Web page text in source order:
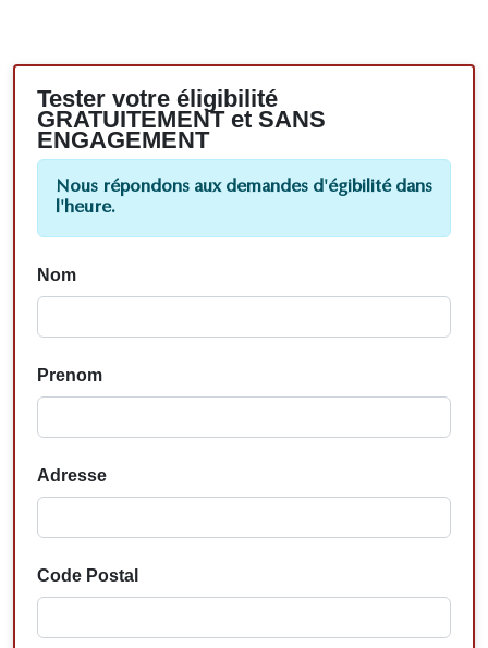
Tester votre éligibilité
GRATUITEMENT et SANS
ENGAGEMENT
Nous répondons aux demandes d'égibilité dans
l'heure.
Nom
Prenom
Adresse
Code Postal